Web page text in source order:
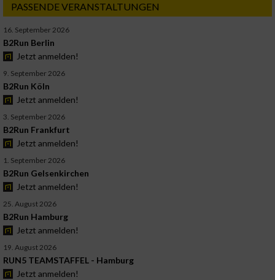
PASSENDE VERANSTALTUNGEN
16. September 2026
B2Run Berlin
Jetzt anmelden!
9. September 2026
B2Run Köln
Jetzt anmelden!
3. September 2026
B2Run Frankfurt
Jetzt anmelden!
1. September 2026
B2Run Gelsenkirchen
Jetzt anmelden!
25. August 2026
B2Run Hamburg
Jetzt anmelden!
19. August 2026
RUN5 TEAMSTAFFEL - Hamburg
Jetzt anmelden!